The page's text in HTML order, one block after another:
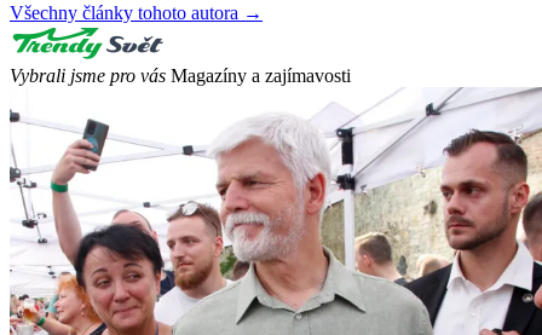
Všechny články tohoto autora →
Vybrali jsme pro vás Magazíny a zajímavosti